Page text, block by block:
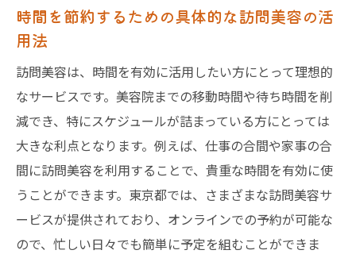
訪問美容で得られるリラックスした時間の
自宅での施術がもたらすプライベートな空
間の利点
訪問美容の魅力を引き出すための事前準備
訪問美容で理想の仕上がりを実現するため
のコツ
東京都での訪問美容の成功例とその秘訣
東京都の訪問美容サービスを賢く利用するため
時間を節約するための具体的な訪問美容の活
用法
訪問美容は、時間を有効に活用したい方にとって理想的
なサービスです。美容院までの移動時間や待ち時間を削
減でき、特にスケジュールが詰まっている方にとっては
大きな利点となります。例えば、仕事の合間や家事の合
間に訪問美容を利用することで、貴重な時間を有効に使
うことができます。東京都では、さまざまな訪問美容サ
ービスが提供されており、オンラインでの予約が可能な
ので、忙しい日々でも簡単に予定を組むことができま